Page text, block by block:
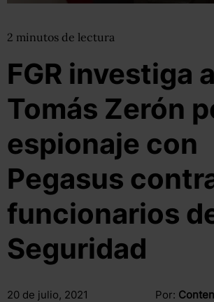
2 minutos de lectura
FGR investiga a
Tomás Zerón
espionaje con
Pegasus
funcionarios
Seguridad
20 de julio, 2021 Por: